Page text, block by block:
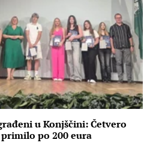
u Konjščini: Četvero
po 200 eura